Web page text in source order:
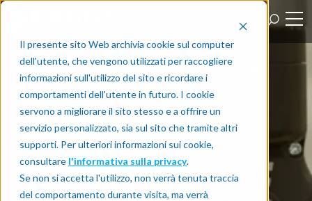
Il presente sito Web archivia cookie sul computer
dell'utente, che vengono utilizzati per raccogliere
informazioni sull'utilizzo del sito e ricordare i
comportamenti dell'utente in futuro. I cookie
servono a migliorare il sito stesso e a offrire un
servizio personalizzato, sia sul sito che tramite altri
supporti. Per ulteriori informazioni sui cookie,
consultare l'informativa sulla privacy.
Se non si accetta l'utilizzo, non verrà tenuta traccia
del comportamento durante visita, ma verrà